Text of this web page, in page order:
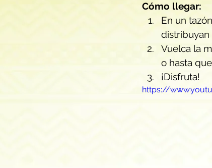
Cómo llegar:
En un
distribuyan
Vuelca la
o hasta
¡Disfruta!
https://